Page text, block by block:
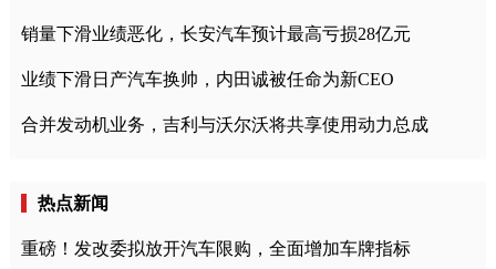
销量下滑业绩恶化，长安汽车预计最高亏损28亿元
业绩下滑日产汽车换帅，内田诚被任命为新CEO
合并发动机业务，吉利与沃尔沃将共享使用动力总成
热点新闻
重磅！发改委拟放开汽车限购，全面增加车牌指标